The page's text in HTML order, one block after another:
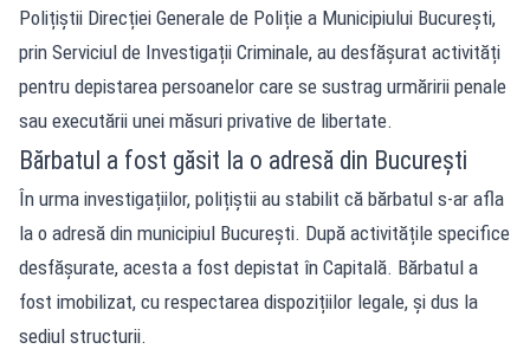
Polițiștii Direcției Generale de Poliție a Municipiului București,
prin Serviciul de Investigații Criminale, au desfășurat activități
pentru depistarea persoanelor care se sustrag urmăririi penale
sau executării unei măsuri privative de libertate.
Bărbatul a fost găsit la o adresă din București
În urma investigațiilor, polițiștii au stabilit că bărbatul s-ar afla
la o adresă din municipiul București. După activitățile specifice
desfășurate, acesta a fost depistat în Capitală. Bărbatul a
fost imobilizat, cu respectarea dispozițiilor legale, și dus la
sediul structurii.